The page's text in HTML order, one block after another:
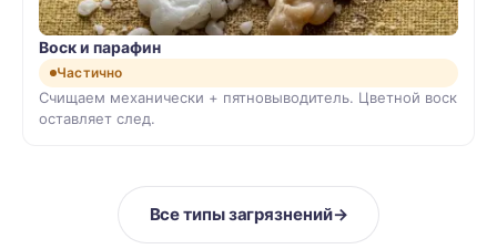
Воск и парафин
Частично
Счищаем механически + пятновыводитель. Цветной воск
оставляет след.
Все типы загрязнений→